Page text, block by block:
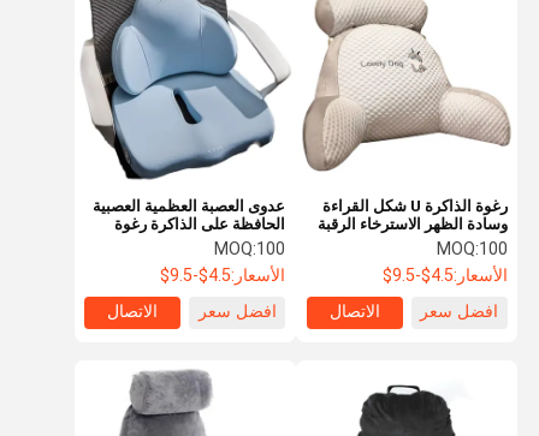
عدوى العصبة العظمية العصبية
الحافظة على الذاكرة رغوة
مقعد وسادة دعم القطنية
خفيفة الوزن
MOQ:100
الأسعار:4.5$-9.5$
افضل سعر
الاتصال
رغوة الذاكرة U شكل القراءة
وسادة الظهر الاسترخاء الرقبة
القراءة وسادة الظهر
MOQ:100
الأسعار:4.5$-9.5$
افضل سعر
الاتصال